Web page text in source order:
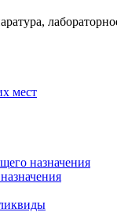
мест
назначения